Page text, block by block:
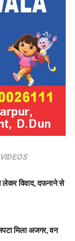
VIDEOS
लेकर विवाद, दफनाने से
मिला अजगर, वन